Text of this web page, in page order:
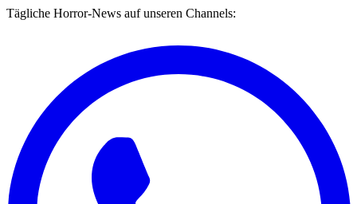
Tägliche Horror-News auf unseren Channels: